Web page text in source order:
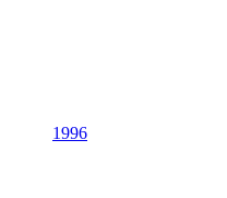
1996